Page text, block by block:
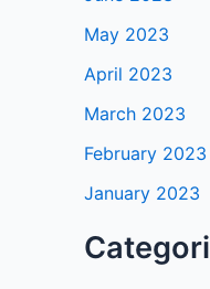
May 2023
April 2023
March 2023
February 2023
January 2023